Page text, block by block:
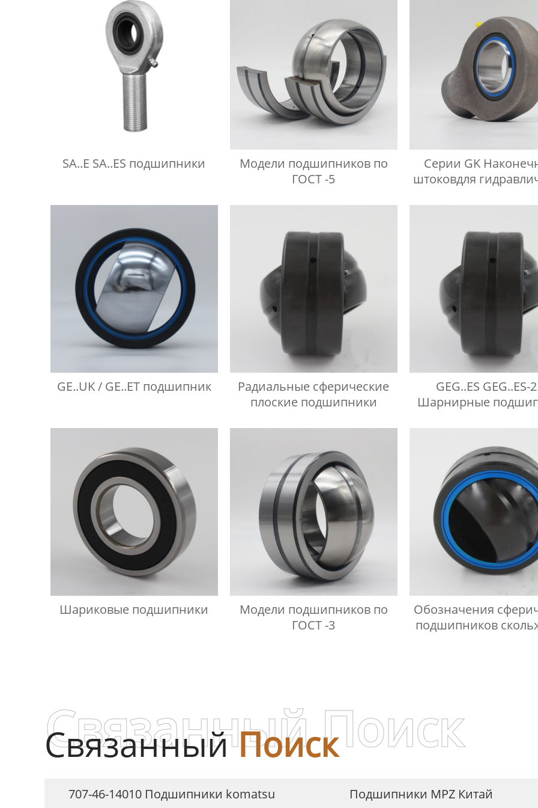
SA..E SA..ES подшипники
Модели подшипников по
ГОСТ -5
Серии GK
штоковдля
GE..UK / GE..ET подшипник
Радиальные сферические
плоские подшипники
GEG..ES GEG..ES-
Шарнирные
Шариковые подшипники
Модели подшипников по
ГОСТ -3
Обозначения
подшипников
СвязанныйПоиск
Связанный Поиск
707-46-14010 Подшипники komatsu Подшипники MPZ Китай